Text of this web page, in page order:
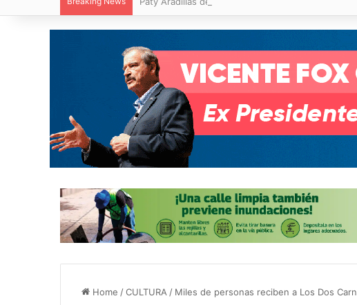
Home /CULTURA / Miles de personas reciben a Los Dos